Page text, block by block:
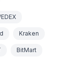
Kraken
BitMart